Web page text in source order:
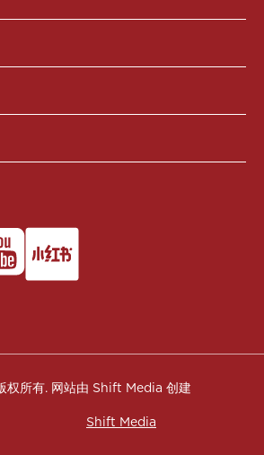
权所有. 网站由 Shift Media 创建
Shift Media